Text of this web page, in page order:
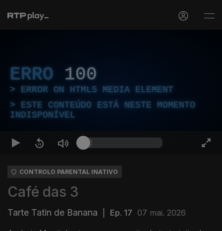
ERRO 100
ERROR ON HTML5 MEDIA ELEMENT
ESTE CONTEÚDO ESTÁ NESTE MOMENTO
INDISPONÍVEL
CONTROLO PARENTAL INATIVO
Café das 3
Tarte Tatin de Banana Ep. 17 07 mai. 2026